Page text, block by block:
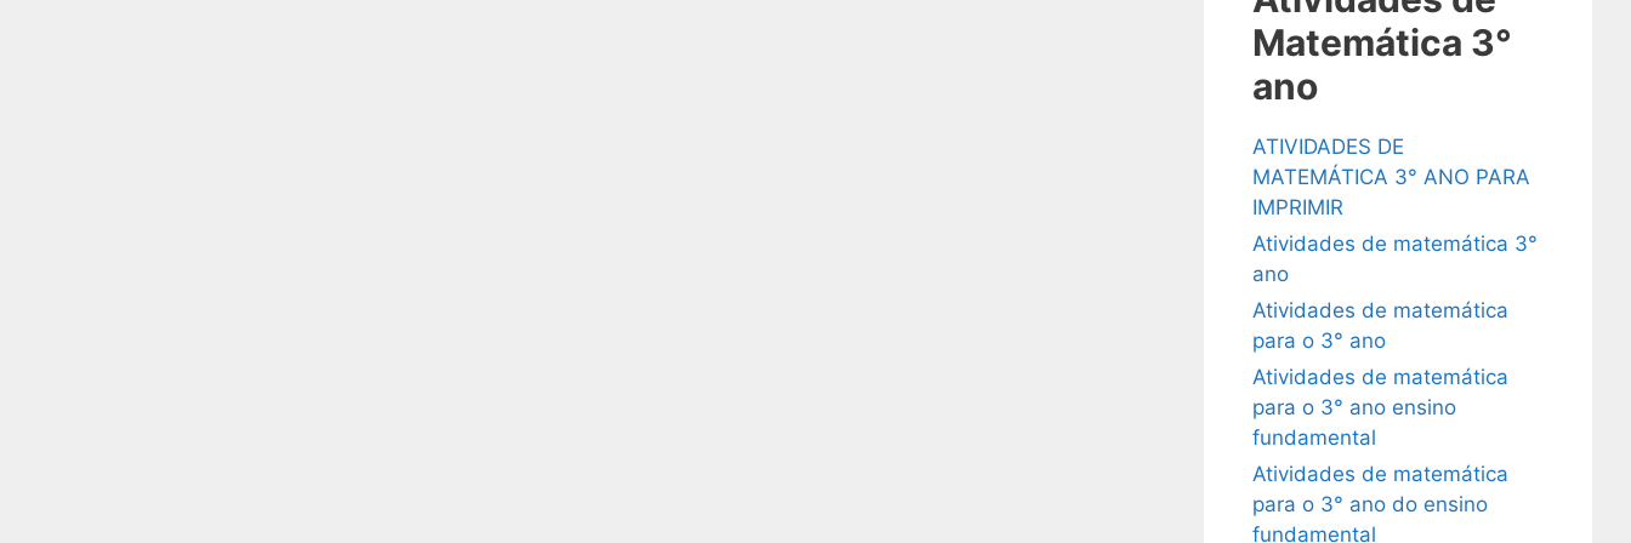
Matemática 3°
ano
ATIVIDADES DE
MATEMÁTICA 3° ANO PARA
IMPRIMIR
Atividades de matemática 3°
ano
Atividades de matemática
para o 3° ano
Atividades de matemática
para o 3° ano ensino
fundamental
Atividades de matemática
para o 3° ano do ensino
fundamental